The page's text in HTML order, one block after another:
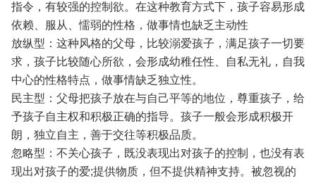
指令，有较强的控制欲。在这种教育方式下，孩子容易形成
依赖、服从、懦弱的性格，做事情也缺乏主动性
放纵型：这种风格的父母，比较溺爱孩子，满足孩子一切要
求，孩子比较随心所欲，会形成幼稚任性、自私无礼，自我
中心的性格特点，做事情缺乏独立性。
民主型：父母把孩子放在与自己平等的地位，尊重孩子，给
予孩子自主权和积极正确的指导。孩子一般会形成积极开
朗，独立自主，善于交往等积极品质。
忽略型：不关心孩子，既没表现出对孩子的控制，也没有表
现出对孩子的爱;提供物质，但不提供精神支持。被忽视的